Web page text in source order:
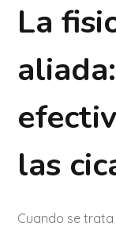
La
las
Cuando se